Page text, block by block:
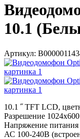
10.1
Артикул:
10.1 ˝ TFT LCD,
Разрешение 1024x600
Напряжение питания
АС 100-240В